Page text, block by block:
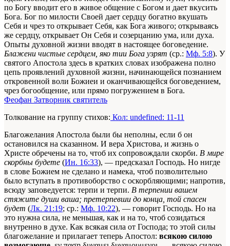
по Богу вводит его в живое общение с Богом и дает вкусить
Бога. Бог по милости Своей дает сердцу богатно вкушать
Себя и чрез то открывает Себя, как Бога живого; открываясь
же сердцу, открывает Он Себя и созерцанию ума, или духа.
Опыты духовной жизни вводят в настоящее боговедение.
Блажени чистые сердцем, яко тии Бога узрят (ср.: Мф. 5:8). У
святого Апостола здесь в кратких словах изображена полно
цепь проявлений духовной жизни, начинающейся познанием
откровенной воли Божиеи и оканчивающейся боговедением,
чрез богообщение, или прямо погружением в Бога.
Феофан Затворник святитель
Толкование на группу стихов: Кол: undefined: 11-11
Благожелания Апостола были бы неполны, если б он
остановился на сказанном. И вера Христова, и жизнь о
Христе обречены на то, чтоб их сопровождали скорби. В мире
скорбны будете (Ин. 16:33), — предсказал Господь. Но нигде
в слове Божием не сделано и намека, чтоб позволительно
было вступать в противоборство с оскорбляющими; напротив,
всюду заповедуется: терпи и терпи. В терпении вашем
стяжите души ваша; претерпевши до конца, той спасен
будет (Лк. 21:19; ср.: Мф. 10:22), — говорит Господь. Но на
это нужна сила, не меньшая, как и на то, чтоб созидаться
внутренно в духе. Как всякая сила от Господа; то этой силы
благожелание и прилагает теперь Апостол: всякою силою